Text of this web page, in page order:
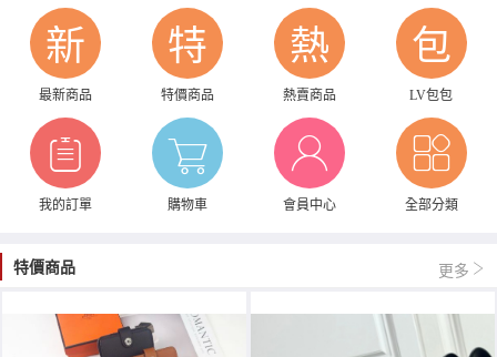
新
最新商品
特
特價商品
熱
熱賣商品
包
LV包包
我的訂單 購物車 會員中心 全部分類
特價商品 更多